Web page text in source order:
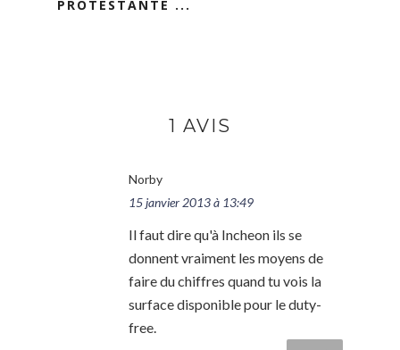
PROTESTANTE ...
1 AVIS
Norby
15 janvier 2013 à 13:49
Il faut dire qu'à Incheon ils se
donnent vraiment les moyens de
faire du chiffres quand tu vois la
surface disponible pour le duty-
free.